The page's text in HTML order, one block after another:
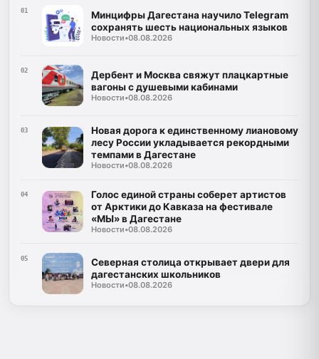
01
Минцифры Дагестана научило Telegram
сохранять шесть национальных языков
Новости•08.08.2026
02
Дербент и Москва свяжут плацкартные
вагоны с душевыми кабинами
Новости•08.08.2026
03
Новая дорога к единственному лиановому
лесу России укладывается рекордными
темпами в Дагестане
Новости•08.08.2026
04
Голос единой страны соберет артистов
от Арктики до Кавказа на фестивале
«МЫ» в Дагестане
Новости•08.08.2026
05
Северная столица открывает двери для
дагестанских школьников
Новости•08.08.2026